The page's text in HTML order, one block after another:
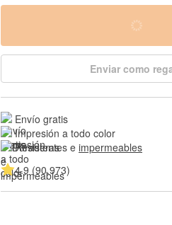
Enviar como
Envío gratis
Impresión a todo color
Resistentes e impermeables
4.9 (90.973)